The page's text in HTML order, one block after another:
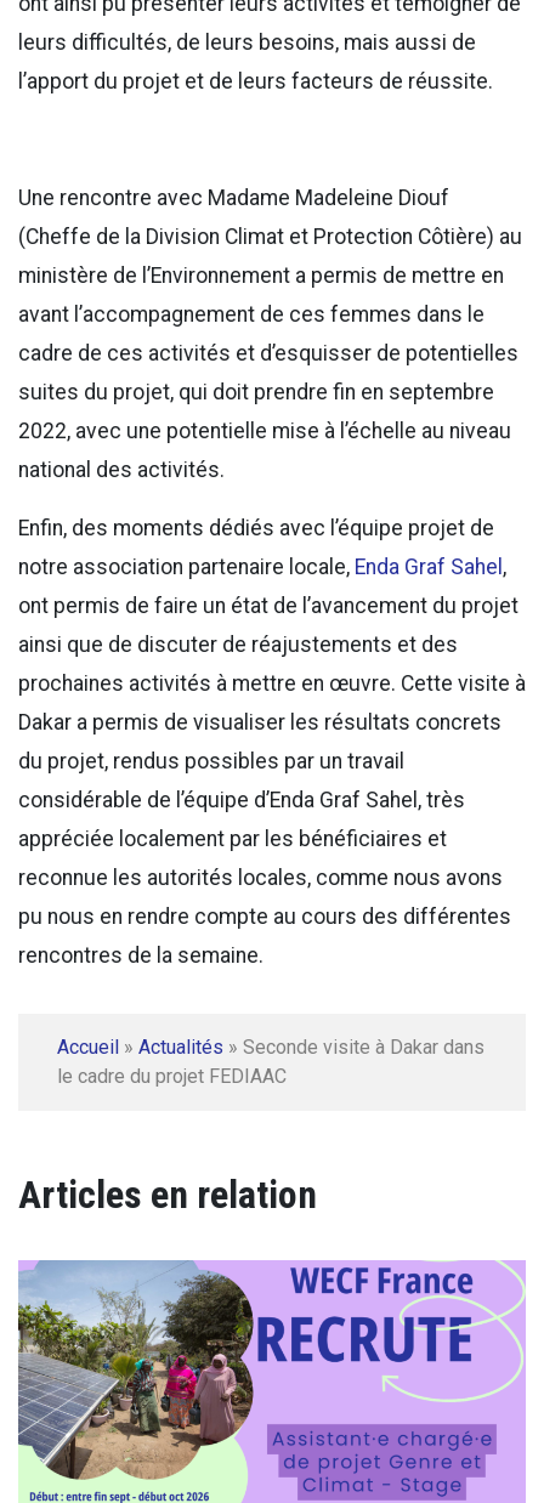
leurs difficultés, de leurs besoins, mais aussi de
l’apport du projet et de leurs facteurs de réussite.
Une rencontre avec Madame Madeleine Diouf
(Cheffe de la Division Climat et Protection Côtière) au
ministère de l’Environnement a permis de mettre en
avant l’accompagnement de ces femmes dans le
cadre de ces activités et d’esquisser de potentielles
suites du projet, qui doit prendre fin en septembre
2022, avec une potentielle mise à l’échelle au niveau
national des activités.
Enfin, des moments dédiés avec l’équipe projet de
notre association partenaire locale, Enda Graf Sahel ,
ont permis de faire un état de l’avancement du projet
ainsi que de discuter de réajustements et des
prochaines activités à mettre en œuvre. Cette visite à
Dakar a permis de visualiser les résultats concrets
du projet, rendus possibles par un travail
considérable de l’équipe d’Enda Graf Sahel, très
appréciée localement par les bénéficiaires et
reconnue les autorités locales, comme nous avons
pu nous en rendre compte au cours des différentes
rencontres de la semaine.
Accueil » Actualités » Seconde visite à Dakar dans
le cadre du projet FEDIAAC
Articles en relation